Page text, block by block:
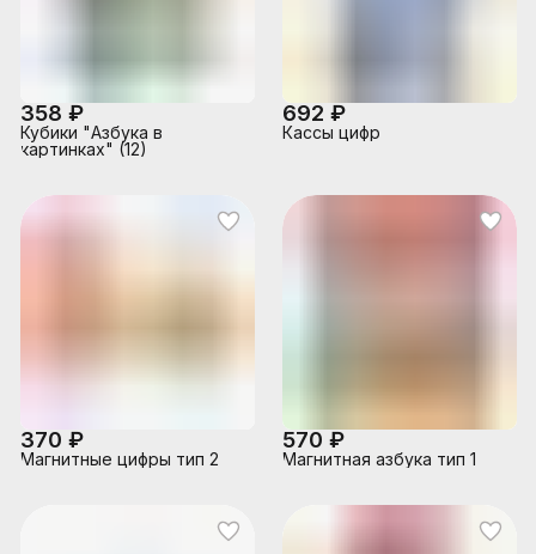
358 ₽
Кубики "Азбука в
картинках" (12)
692 ₽
Кассы цифр
370 ₽
Магнитные цифры тип 2
570 ₽
Магнитная азбука тип 1